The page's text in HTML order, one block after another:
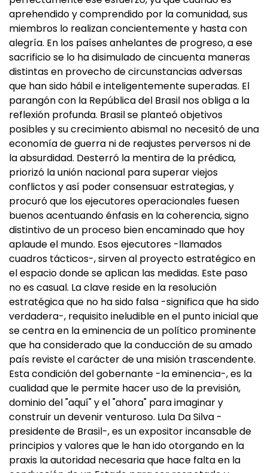
aprehendido y comprendido por la comunidad, sus
miembros lo realizan concientemente y hasta con
alegría. En los países anhelantes de progreso, a ese
sacrificio se lo ha disimulado de cincuenta maneras
distintas en provecho de circunstancias adversas
que han sido hábil e inteligentemente superadas. El
parangón con la República del Brasil nos obliga a la
reflexión profunda. Brasil se planteó objetivos
posibles y su crecimiento abismal no necesitó de una
economía de guerra ni de reajustes perversos ni de
la absurdidad. Desterró la mentira de la prédica,
priorizó la unión nacional para superar viejos
conflictos y así poder consensuar estrategias, y
procuró que los ejecutores operacionales fuesen
buenos acentuando énfasis en la coherencia, signo
distintivo de un proceso bien encaminado que hoy
aplaude el mundo. Esos ejecutores -llamados
cuadros tácticos-, sirven al proyecto estratégico en
el espacio donde se aplican las medidas. Este paso
no es casual. La clave reside en la resolución
estratégica que no ha sido falsa -significa que ha sido
verdadera-, requisito ineludible en el punto inicial que
se centra en la eminencia de un político prominente
que ha considerado que la conducción de su amado
país reviste el carácter de una misión trascendente.
Esta condición del gobernante -la eminencia-, es la
cualidad que le permite hacer uso de la previsión,
dominio del "aquí" y el "ahora" para imaginar y
construir un devenir venturoso. Lula Da Silva -
presidente de Brasil-, es un expositor incansable de
principios y valores que le han ido otorgando en la
praxis la autoridad necesaria que hace falta en la